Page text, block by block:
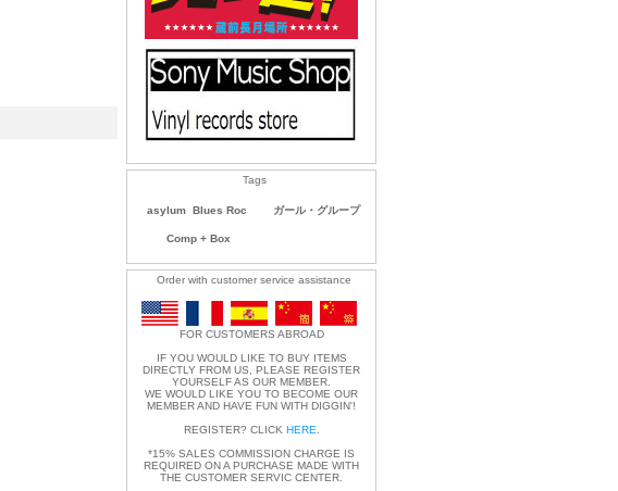
Tags
asylum Blues Roc ガール・グループ
Comp + Box
Order with customer service assistance
FOR CUSTOMERS ABROAD
IF YOU WOULD LIKE TO BUY ITEMS
DIRECTLY FROM US, PLEASE REGISTER
YOURSELF AS OUR MEMBER.
WE WOULD LIKE YOU TO BECOME OUR
MEMBER AND HAVE FUN WITH DIGGIN'!
REGISTER? CLICK HERE
*15% SALES COMMISSION CHARGE IS
REQUIRED ON A PURCHASE MADE WITH
THE CUSTOMER SERVIC CENTER.